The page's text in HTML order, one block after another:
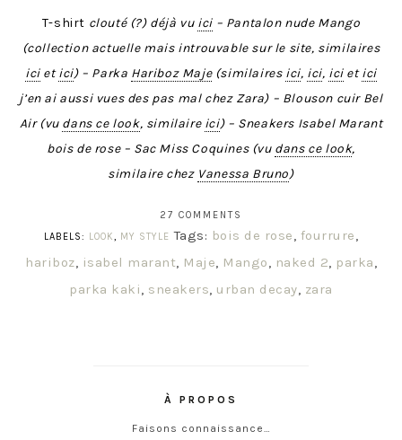
T-shirt clouté (?) déjà vu ici– Pantalon nude Mango
(collection actuelle mais introuvable sur le site, similaires
icietici) – Parka Hariboz Maje(similaires ici, ici, icietici
j’en ai aussi vues des pas mal chez Zara) – Blouson cuir Bel
Air (vu dans ce look, similaire ici) – Sneakers Isabel Marant
bois de rose – Sac Miss Coquines (vu dans ce look,
similaire chez Vanessa Bruno)
27 COMMENTS
LABELS: LOOK, MY STYLE Tags: bois de rose, fourrure,
hariboz, isabel marant, Maje, Mango, naked 2, parka,
parka kaki, sneakers, urban decay, zara
À PROPOS
Faisons connaissance…